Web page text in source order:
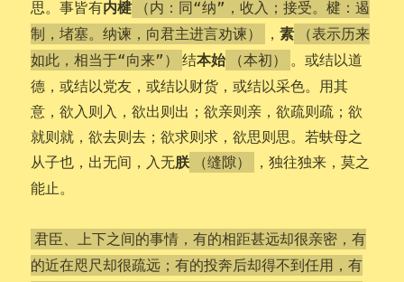
思。事皆有内楗
（内：同“纳”，收入；接受。楗：遏
制，堵塞。纳谏，向君主进言劝谏）
，素
（表示历来
如此，相当于“向来”）
结本始 （本初）
。或结以道
德，或结以党友，或结以财货，或结以采色。用其
意，欲入则入，欲出则出；欲亲则亲，欲疏则疏；欲
就则就，欲去则去；欲求则求，欲思则思。若蚨母之
从子也，出无间，入无朕 （缝隙）
，独往独来，莫之
能止。
君臣、上下之间的事情，有的相距甚远却很亲密，有
的近在咫尺却很疏远；有的投奔后却得不到任用，有